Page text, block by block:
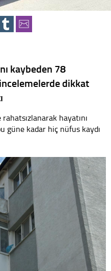
kaybeden 78
dikkat
rahatsızlanarak hayatını
güne kadar hiç nüfus kaydı